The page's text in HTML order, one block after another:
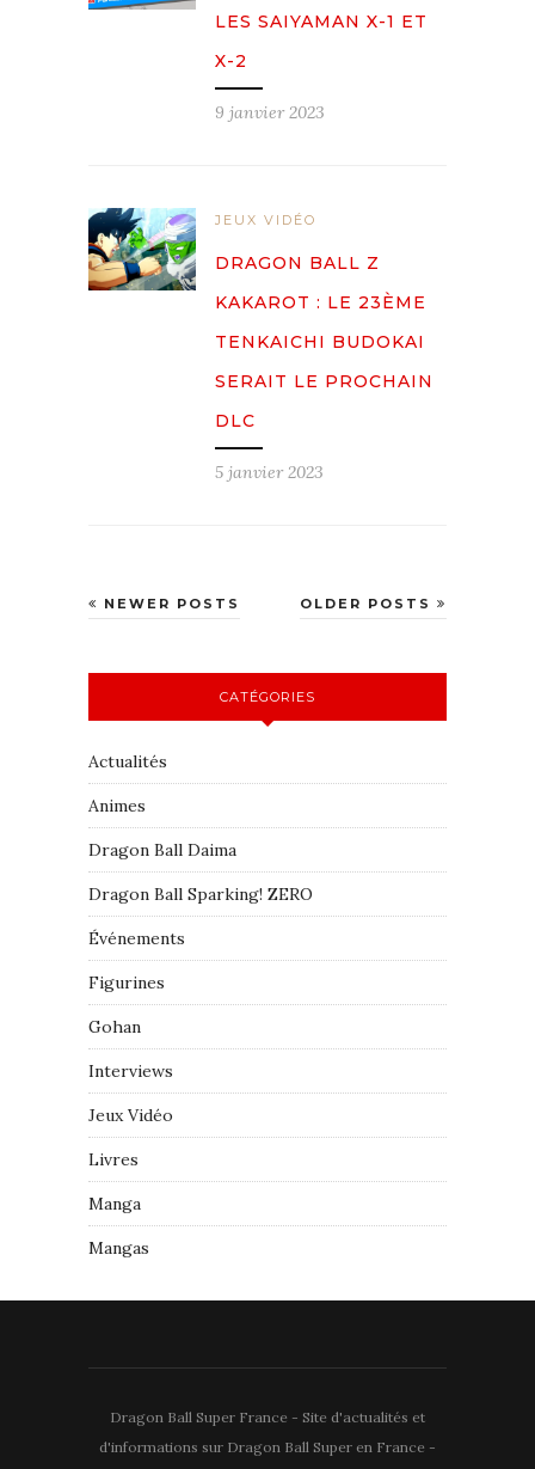
LES SAIYAMAN X-1 ET
X-2
9 janvier 2023
JEUX VIDÉO
DRAGON BALL Z
KAKAROT : LE 23ÈME
TENKAICHI BUDOKAI
SERAIT LE PROCHAIN
DLC
5 janvier 2023
OLDER POSTS
NEWER POSTS
CATÉGORIES
Actualités
Animes
Dragon Ball Daima
Dragon Ball Sparking! ZERO
Événements
Figurines
Gohan
Interviews
Jeux Vidéo
Livres
Manga
Mangas
Dragon Ball Super France - Site d'actualités et
d'informations sur Dragon Ball Super en France -